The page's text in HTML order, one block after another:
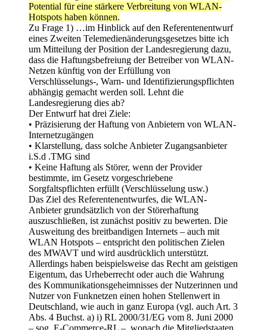
Potential für eine stärkere Verbreitung von WLAN-
Hotspots haben können.
Zu Frage 1) …im Hinblick auf den Referentenentwurf
eines Zweiten Telemedienänderungsgesetzes bitte ich
um Mitteilung der Position der Landesregierung dazu,
dass die Haftungsbefreiung der Betreiber von WLAN-
Netzen künftig von der Erfüllung von
Verschlüsselungs-, Warn- und Identifizierungspflichten
abhängig gemacht werden soll. Lehnt die
Landesregierung dies ab?
Der Entwurf hat drei Ziele:
• Präzisierung der Haftung von Anbietern von WLAN-
Internetzugängen
• Klarstellung, dass solche Anbieter Zugangsanbieter
i.S.d .TMG sind
• Keine Haftung als Störer, wenn der Provider
bestimmte, im Gesetz vorgeschriebene
Sorgfaltspflichten erfüllt (Verschlüsselung usw.)
Das Ziel des Referentenentwurfes, die WLAN-
Anbieter grundsätzlich von der Störerhaftung
auszuschließen, ist zunächst positiv zu bewerten. Die
Ausweitung des breitbandigen Internets – auch mit
WLAN Hotspots – entspricht den politischen Zielen
des MWAVT und wird ausdrücklich unterstützt.
Allerdings haben beispielsweise das Recht am geistigen
Eigentum, das Urheberrecht oder auch die Wahrung
des Kommunikationsgeheimnisses der Nutzerinnen und
Nutzer von Funknetzen einen hohen Stellenwert in
Deutschland, wie auch in ganz Europa (vgl. auch Art. 3
Abs. 4 Buchst. a) i) RL 2000/31/EG vom 8. Juni 2000